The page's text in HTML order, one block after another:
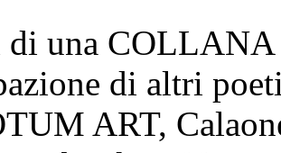
di una COLLANA
di altri
ART,